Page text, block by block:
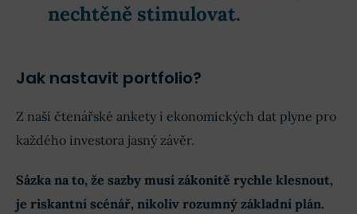
nechtěně stimulovat.
Jak nastavit portfolio?
Z naší čtenářské ankety i ekonomických dat plyne pro
každého investora jasný závěr.
Sázka na to, že sazby musí zákonitě rychle klesnout,
je riskantní scénář, nikoliv rozumný základní plán.